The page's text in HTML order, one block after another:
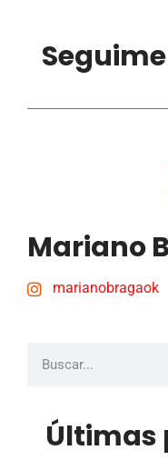
Mariano
marianobragaok
Últimas